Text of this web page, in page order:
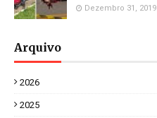
Dezembro 31, 2019
Arquivo
2026
2025